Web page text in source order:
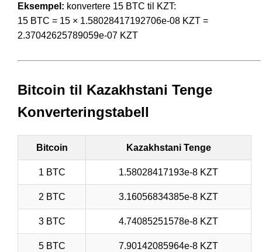
Eksempel: konvertere 15 BTC til KZT:
15 BTC = 15 × 1.58028417192706e-08 KZT =
2.37042625789059e-07 KZT
Bitcoin til Kazakhstani Tenge
Konverteringstabell
Bitcoin Kazakhstani Tenge
1 BTC 1.58028417193e-8 KZT
2 BTC 3.16056834385e-8 KZT
3 BTC 4.74085251578e-8 KZT
5 BTC 7.90142085964e-8 KZT